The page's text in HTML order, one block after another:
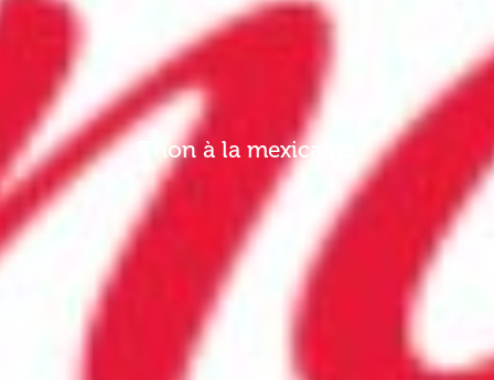
Thon à la mexicaine